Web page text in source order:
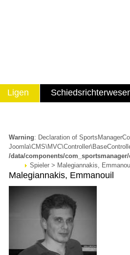
Ligen
Warning: Declaration of
/data/components/
Spieler > Malegiannakis,
Malegiannakis, Emmanouil